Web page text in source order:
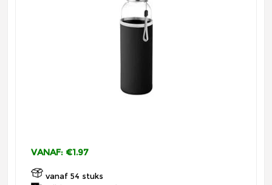
VANAF: €1.97
vanaf 54 stuks